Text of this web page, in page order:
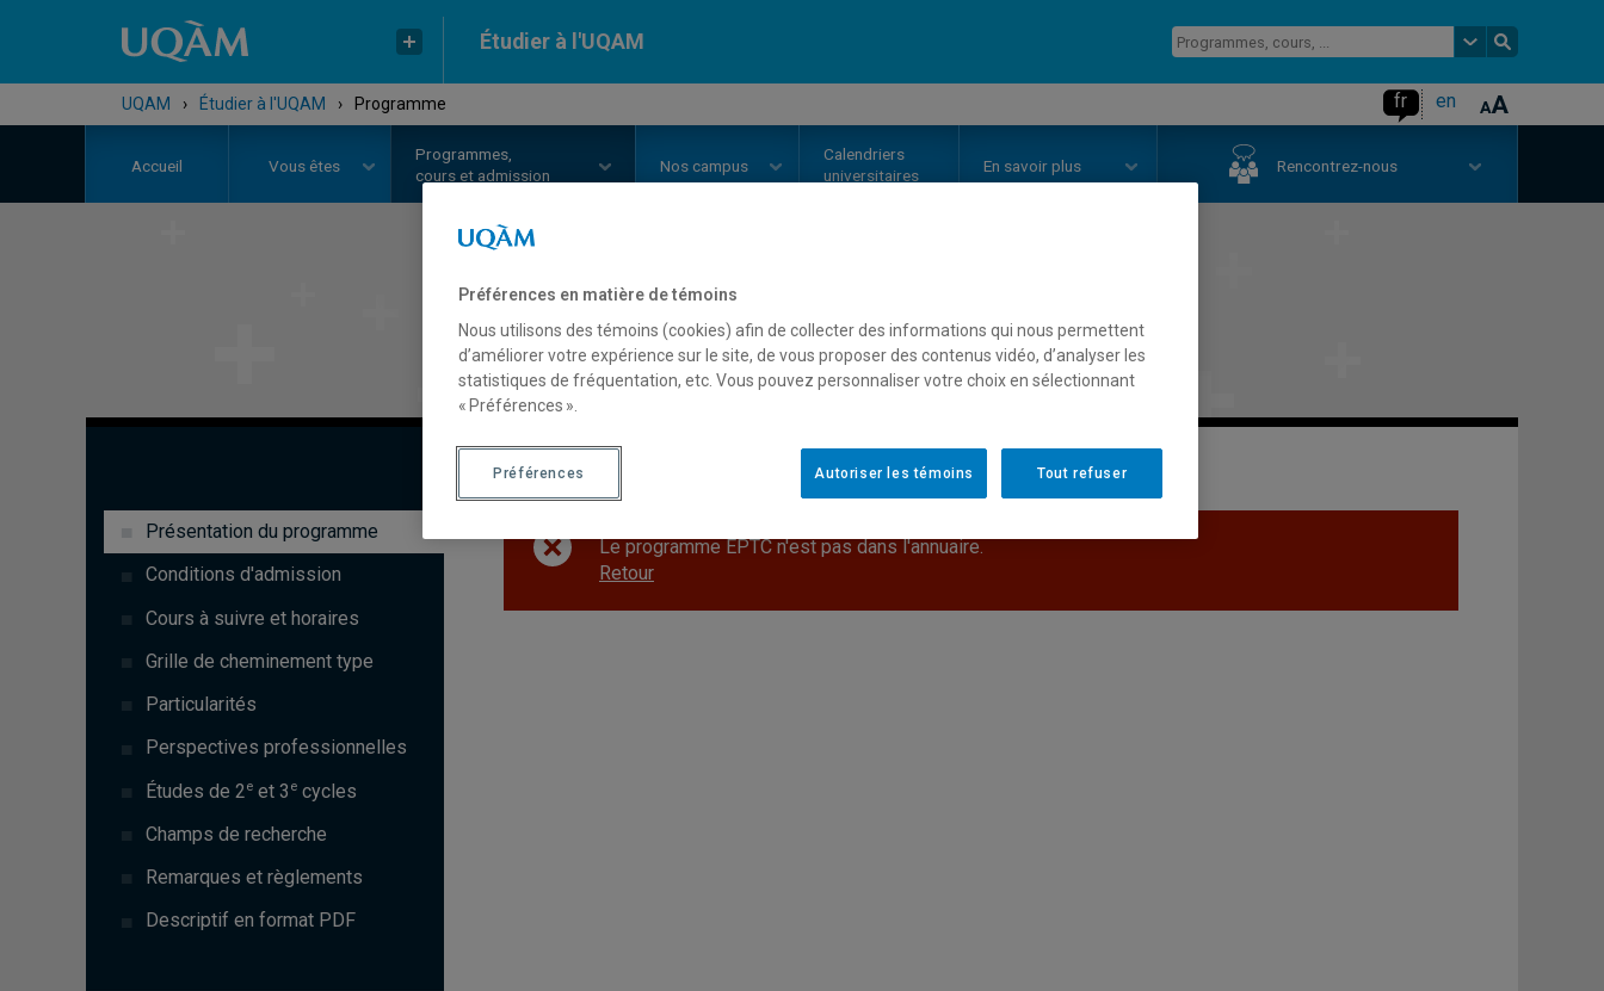
Étudier à l'UQAM
UQAM › Étudier à l'UQAM › Programme fr en
Accueil Vous êtes
Programmes,
cours et admission
Nos campus
Calendriers
universitaires
En savoir plus Rencontrez-nous
Aucun résultat
Présentation du programme
Conditions d'admission
Cours à suivre et horaires
Grille de cheminement type
Particularités
Perspectives professionnelles
Études de 2 e et 3 e cycles
Champs de recherche
Remarques et règlements
Descriptif en format PDF
Le programme EPTC n'est pas dans l'annuaire.
Retour
Préférences en matière de témoins
Nous utilisons des témoins (cookies) afin de collecter des informations qui nous permettent
d’améliorer votre expérience sur le site, de vous proposer des contenus vidéo, d’analyser les
statistiques de fréquentation, etc. Vous pouvez personnaliser votre choix en sélectionnant
« Préférences ».
Tout refuser
Autoriser les témoins
Préférences